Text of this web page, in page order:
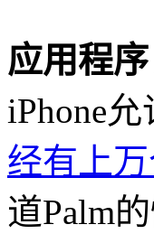
应用程序
iPhone
经有上
道Palm